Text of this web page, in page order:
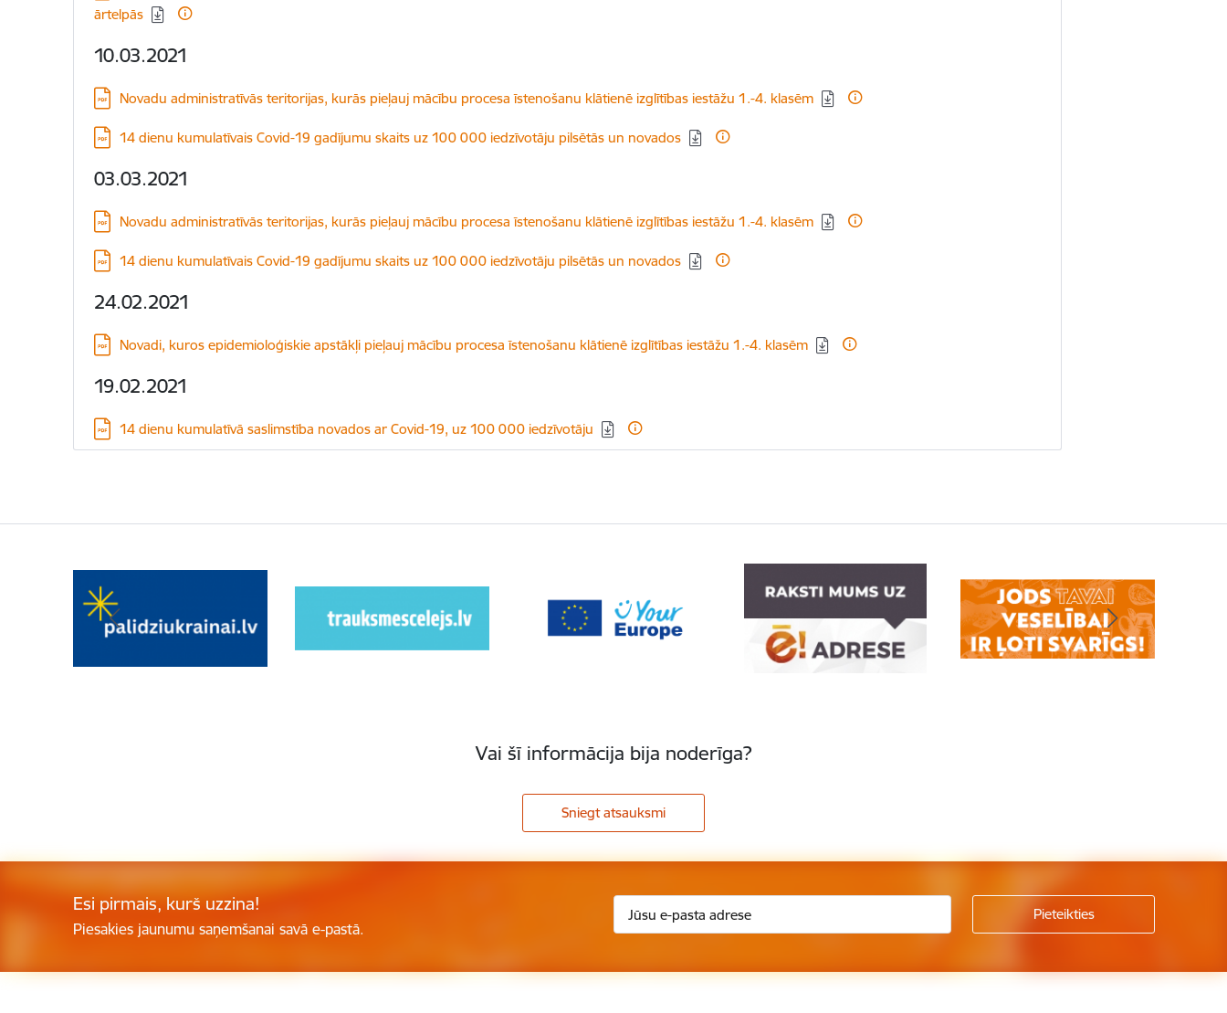
ārtelpās
10.03.2021
Lejupielādēt:
Novadu administratīvās teritorijas, kurās pieļauj mācību procesa īstenošanu klātienē izglītības iestāžu 1.-4. klasēm
Lejupielādēt:
14 dienu kumulatīvais Covid-19 gadījumu skaits uz 100 000 iedzīvotāju pilsētās un novados
03.03.2021
Lejupielādēt:
Novadu administratīvās teritorijas, kurās pieļauj mācību procesa īstenošanu klātienē izglītības iestāžu 1.-4. klasēm
Lejupielādēt:
14 dienu kumulatīvais Covid-19 gadījumu skaits uz 100 000 iedzīvotāju pilsētās un novados
24.02.2021
Lejupielādēt:
Novadi, kuros epidemioloģiskie apstākļi pieļauj mācību procesa īstenošanu klātienē izglītības iestāžu 1.-4. klasēm
19.02.2021
Lejupielādēt:
14 dienu kumulatīvā saslimstība novados ar Covid-19, uz 100 000 iedzīvotāju
Vai šī informācija bija noderīga?
Sniegt atsauksmi
Esi pirmais, kurš uzzina!
Piesakies jaunumu saņemšanai savā e-pastā.